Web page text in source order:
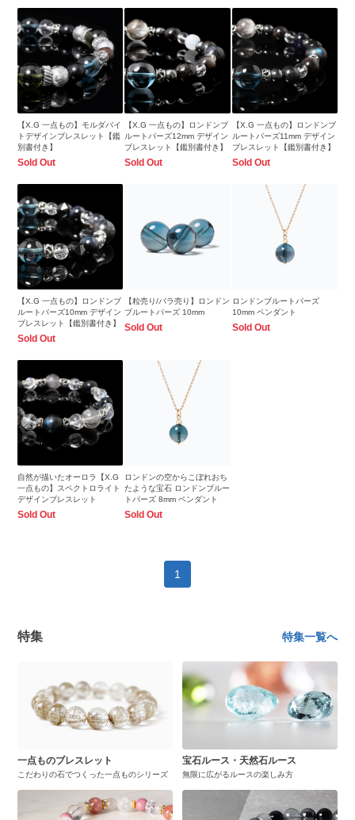
【X.G 一点もの】モルダバイ
トデザインブレスレット【鑑
別書付き】
Sold Out
【X.G 一点もの】ロンドンブ
ルートパーズ12mm デザイン
ブレスレット【鑑別書付き】
Sold Out
【X.G 一点もの】ロンドンブ
ルートパーズ11mm デザイン
ブレスレット【鑑別書付き】
Sold Out
【X.G 一点もの】ロンドンブ
ルートパーズ10mm デザイン
ブレスレット【鑑別書付き】
Sold Out
【粒売り/バラ売り】ロンドン
ブルートパーズ 10mm
Sold Out
ロンドンブルートパーズ
10mm ペンダント
Sold Out
自然が描いたオーロラ【X.G
一点もの】スペクトロライト
デザインブレスレット
Sold Out
ロンドンの空からこぼれおち
たような宝石 ロンドンブルー
トパーズ 8mm ペンダント
Sold Out
1
特集 特集一覧へ
一点ものブレスレット
こだわりの石でつくった一点ものシリーズ
宝石ルース・天然石ルース
無限に広がるルースの楽しみ方